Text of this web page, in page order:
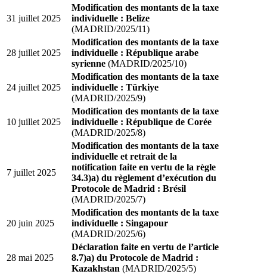
31 juillet 2025
Modification des montants de la taxe
individuelle : Belize
(MADRID/2025/11)
28 juillet 2025
Modification des montants de la taxe
individuelle : République arabe
syrienne (MADRID/2025/10)
24 juillet 2025
Modification des montants de la taxe
individuelle : Türkiye
(MADRID/2025/9)
10 juillet 2025
Modification des montants de la taxe
individuelle : République de Corée
(MADRID/2025/8)
7 juillet 2025
Modification des montants de la taxe
individuelle et retrait de la
notification faite en vertu de la règle
34.3)a) du règlement d’exécution du
Protocole de Madrid : Brésil
(MADRID/2025/7)
20 juin 2025
Modification des montants de la taxe
individuelle : Singapour
(MADRID/2025/6)
28 mai 2025
Déclaration faite en vertu de l’article
8.7)a) du Protocole de Madrid :
Kazakhstan (MADRID/2025/5)